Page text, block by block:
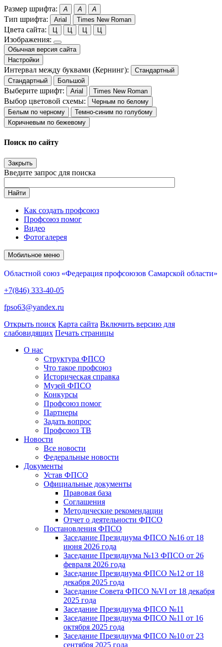
Размер шрифта: A A A
Тип шрифта: Arial Times New Roman
Цвета сайта: Ц Ц Ц Ц
Изображения:
Обычная версия сайта
Настройки
Интервал между буквами (Кернинг):
Стандартный
Стандартный
Большой
Выберите шрифт: Arial Times New Roman
Выбор цветовой схемы:
Черным по белому
Белым по черному
Темно-синим по голубому
Коричневым по бежевому
Поиск по сайту
Закрыть
Введите запрос для поиска
Найти
Как создать профсоюз
Профсоюз помог
Видео
Фотогалерея
Мобильное меню
Областной союз «Федерация профсоюзов Самарской области»
+7(846) 333-40-05
fpso63@yandex.ru
Открыть поиск Карта сайта Включить версию для
слабовидящих Печать страницы
О нас
Структура ФПСО
Что такое профсоюз
Историческая справка
Музей ФПСО
Конкурсы
Профсоюз помог
Партнеры
Задать вопрос
Профсоюз ТВ
Новости
Все новости
Федеральные новости
Документы
Устав ФПСО
Официальные документы
Правовая база
Соглашения
Методические рекомендации
Отчет о деятельности ФПСО
Постановления ФПСО
Заседание Президиума ФПСО №16 от 18
июня 2026 года
Заседание Президиума №13 ФПСО от 26
февраля 2026 года
Заседание Президиума ФПСО №12 от 18
декабря 2025 года
Заседание Совета ФПСО №VI от 18 декабря
2025 года
Заседание Президиума ФПСО №11
Заседание Президиума ФПСО №11 от 16
октября 2025 года
Заседание Президиума ФПСО №10 от 23
сентября 2025 года